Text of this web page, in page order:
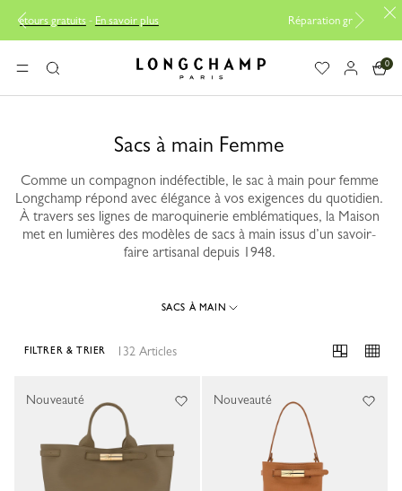
Réparation gratuite | Découvrir le service de réparation
MENURechercher Longchamp - Accueil
0
Sacs à main Femme
Comme un compagnon indéfectible, le sac à main pour femme
Longchamp répond avec élégance à vos exigences du quotidien.
À travers ses lignes de maroquinerie emblématiques, la Maison
met en lumières des modèles de sacs à main issus d’un savoir-
faire artisanal depuis 1948.
SACS À MAIN
132 Articles
FILTRER & TRIER
Nouveauté Nouveauté